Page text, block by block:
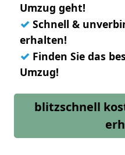
Umzug geht!
✓ Schnell &
erhalten!
✓ Finden Sie das
Umzug!
blitzschnell